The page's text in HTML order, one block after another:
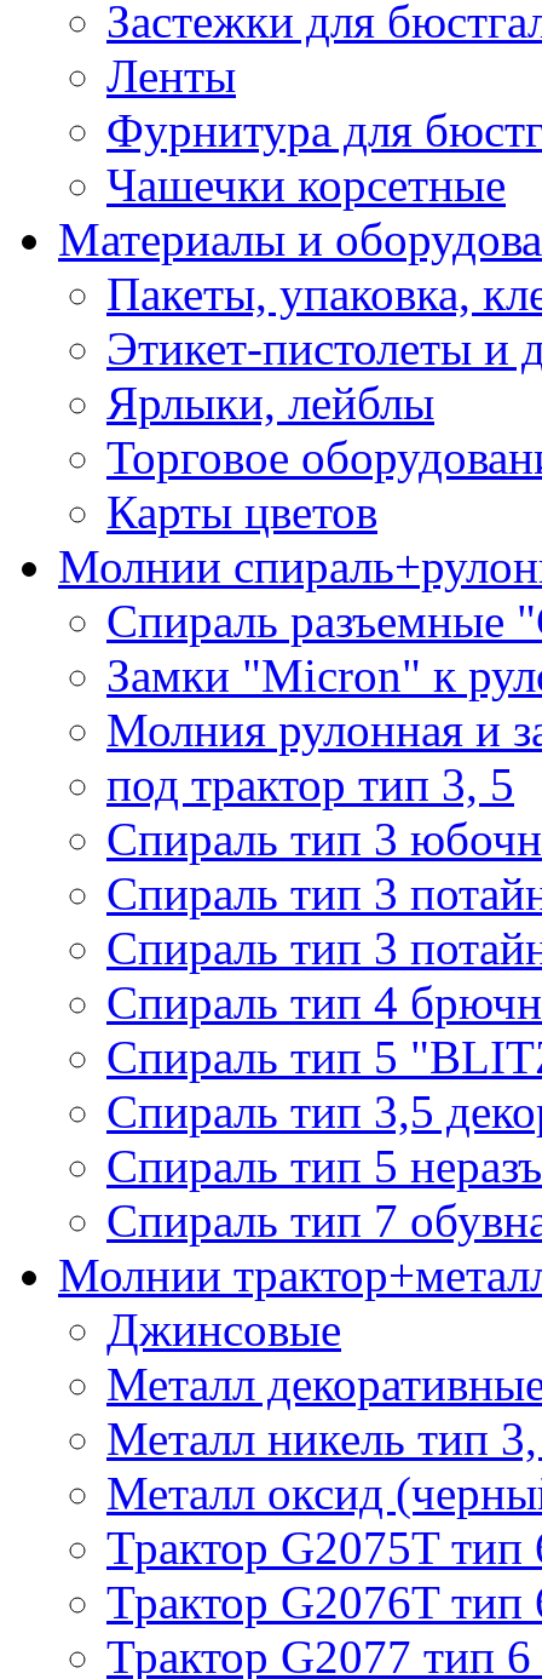
Застежки для
Ленты
Фурнитура для
Чашечки корсетные
Материалы и
Пакеты, упаковка,
Этикет-пистолеты и
Ярлыки, лейблы
Торговое
Карты цветов
Молнии
Спираль разъемные
Замки "Micron" к
Молния рулонная и
под трактор тип 3, 5
Спираль тип 3
Спираль тип 3
Спираль тип 3
Спираль тип 4
Спираль тип 5
Спираль тип 3,5
Спираль тип 5
Спираль тип 7
Молнии
Джинсовые
Металл
Металл никель тип
Металл оксид
Трактор G2075T тип
Трактор G2076T тип
Трактор G2077 тип 6